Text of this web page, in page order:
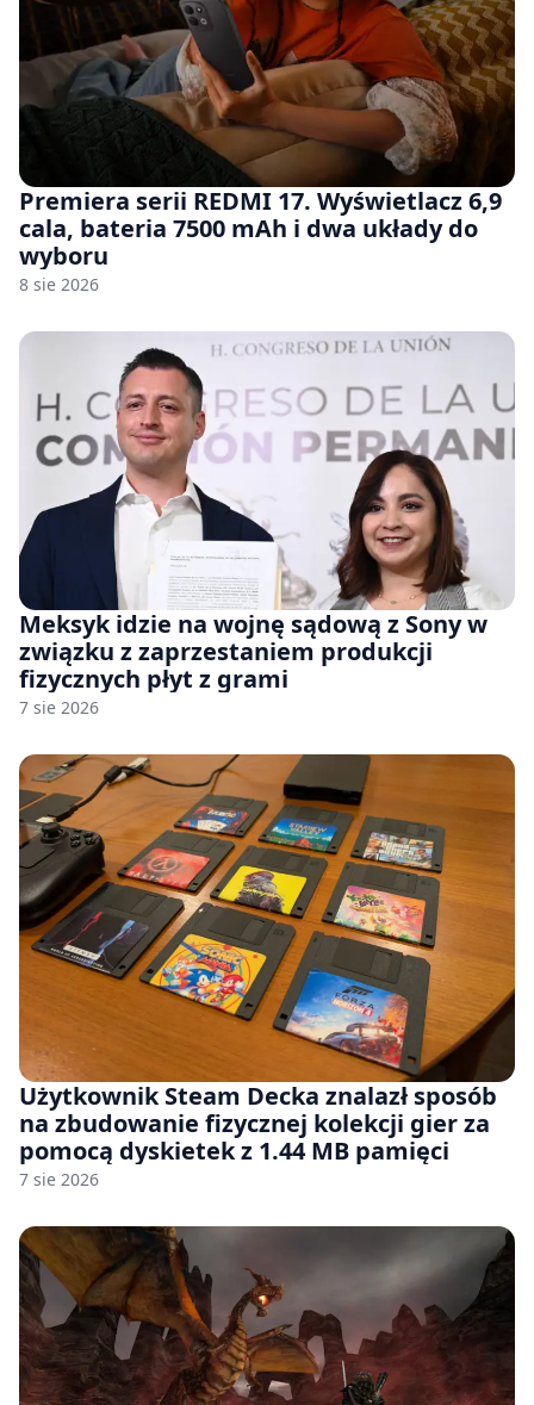
Premiera serii REDMI 17. Wyświetlacz 6,9
cala, bateria 7500 mAh i dwa układy do
wyboru
8 sie 2026
Meksyk idzie na wojnę sądową z Sony w
związku z zaprzestaniem produkcji
fizycznych płyt z grami
7 sie 2026
Użytkownik Steam Decka znalazł sposób
na zbudowanie fizycznej kolekcji gier za
pomocą dyskietek z 1.44 MB pamięci
7 sie 2026